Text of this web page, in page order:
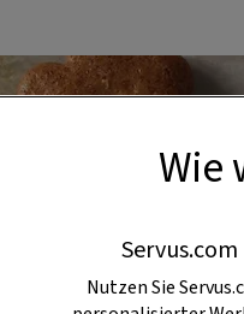
Wie
Nutzen Sie